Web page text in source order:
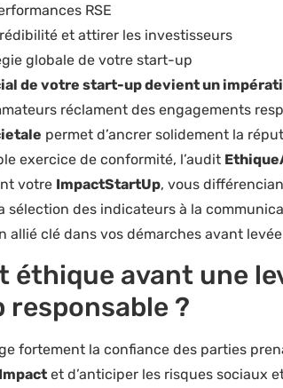
RSE
et attirer les investisseurs
globale de votre start-up
de votre start-up devient un
réclament des engagements
permet d’ancrer solidement la
exercice de conformité, l’audit
votre ImpactStartUp, vous
sélection des indicateurs à la
allié clé dans vos démarches avant
avant une
?
fortement la confiance des parties
et d’anticiper les risques sociaux